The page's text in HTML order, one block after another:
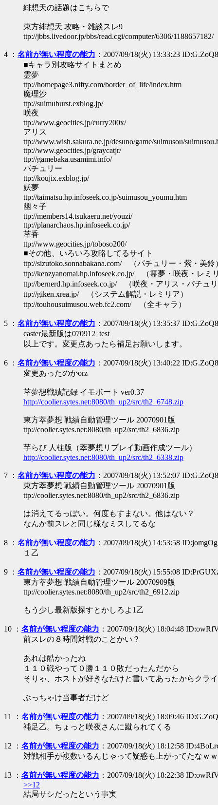
緋想天の話題はこちらで
東方緋想天 攻略・雑談スレ9
ttp://jbbs.livedoor.jp/bbs/read.cgi/computer/6306/1188657182/
4 ： 名前が無い程度の能力 ：2007/09/18(火) 13:33:23
■キャラ別攻略サイトまとめ
霊夢
ttp://homepage3.nifty.com/border_of_life/index.htm
魔理沙
ttp://suimuburst.exblog.jp/
咲夜
ttp://www.geocities.jp/curry200x/
アリス
ttp://www.wish.sakura.ne.jp/desuno/game/suimusou/
ttp://www.geocities.jp/graycatjr/
ttp://gamebaka.usamimi.info/
パチュリー
ttp://koujix.exblog.jp/
妖夢
ttp://taimatsu.hp.infoseek.co.jp/suimusou_youmu.htm
幽々子
ttp://members14.tsukaeru.net/youzi/
ttp://planarchaos.hp.infoseek.co.jp/
萃香
ttp://www.geocities.jp/toboso200/
■その他、いろいろ攻略してるサイト
ttp://sizutoko.sonnabakana.com/ （パチュリー・紫・美鈴
ttp://kenzyanomai.hp.infoseek.co.jp/ （霊夢・咲夜・レミ
ttp://bernerd.hp.infoseek.co.jp/ （咲夜・アリス・パチュリ
ttp://giken.xrea.jp/ （システム解説・レミリア）
ttp://touhousuimusou.web.fc2.com/ （全キャラ）
5 ： 名前が無い程度の能力 ：2007/09/18(火) 13:35:37
caster最新版は070912_test
以上です。変更点あったら補足お願いします。
6 ： 名前が無い程度の能力 ：2007/09/18(火) 13:40:22
変更あったのかorz
萃夢想戦績記録 イモボート ver0.37
http://coolier.sytes.net:8080/th_up2/src/th2_6748.zip
東方萃夢想 戦績自動管理ツール 20070901版
ttp://coolier.sytes.net:8080/th_up2/src/th2_6836.zip
芋らび 人柱版（萃夢想リプレイ動画作成ツール）
http://coolier.sytes.net:8080/th_up2/src/th2_6338.zip
7 ： 名前が無い程度の能力 ：2007/09/18(火) 13:52:07
東方萃夢想 戦績自動管理ツール 20070901版
ttp://coolier.sytes.net:8080/th_up2/src/th2_6836.zip
は消えてるっぽい。何度もすまない。他はない？
なんか前スレと同じ様なミスしてるな
8 ： 名前が無い程度の能力 ：2007/09/18(火) 14:53:58
１乙
9 ： 名前が無い程度の能力 ：2007/09/18(火) 15:55:08
東方萃夢想 戦績自動管理ツール 20070909版
ttp://coolier.sytes.net:8080/th_up2/src/th2_6912.zip
もう少し最新版探すとかしろよ1乙
10 ： 名前が無い程度の能力 ：2007/09/18(火) 18:04:48
前スレの８時間対戦のことかい？
あれは酷かったね
１１０戦やって０勝１１０敗だったんだから
そりゃ、ホストが好きなだけと書いてあったからクラ
ぶっちゃけ当事者だけど
11 ： 名前が無い程度の能力 ：2007/09/18(火) 18:09:46
補足乙。ちょっと咲夜さんに蹴られてくる
12 ： 名前が無い程度の能力 ：2007/09/18(火) 18:12:58
対戦相手が複数いるんじゃって疑惑も上がってたなｗ
13 ： 名前が無い程度の能力 ：2007/09/18(火) 18:22:38
>>12
結局サシだったという事実